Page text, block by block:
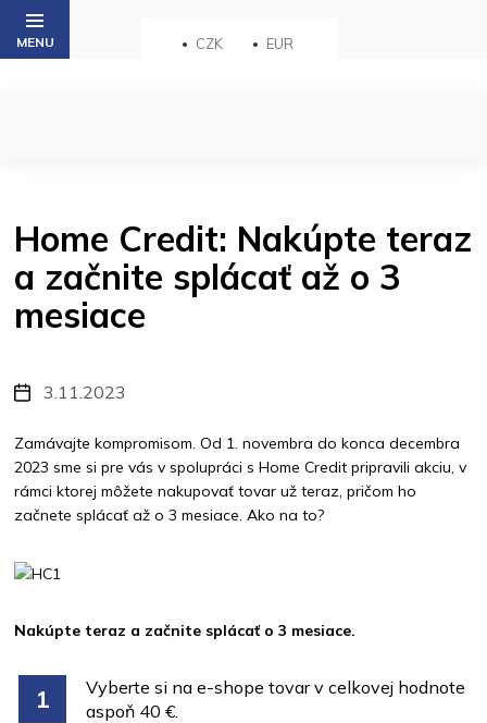
Přejít
obsah
CZK EUR
Home Credit: Nakúpte teraz
a začnite splácať až o 3
mesiace
3.11.2023
Zamávajte kompromisom. Od 1. novembra do konca decembra
2023 sme si pre vás v spolupráci s Home Credit pripravili akciu, v
rámci ktorej môžete nakupovať tovar už teraz, pričom ho
začnete splácať až o 3 mesiace. Ako na to?
Nakúpte teraz a začnite splácať o 3 mesiace.
Vyberte si na e-shope tovar v celkovej hodnote
aspoň 40 €.